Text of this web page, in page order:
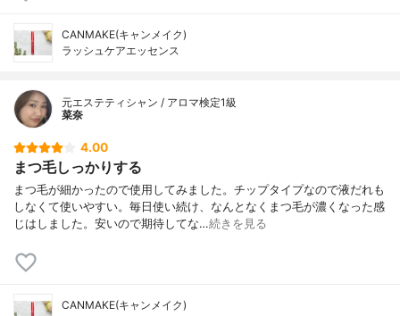
CANMAKE(キャンメイク)
ラッシュケアエッセンス
元エステティシャン / アロマ検定1級
菜奈
4.00
まつ毛しっかりする
まつ毛が細かったので使用してみました。チップタイプなので液だれも
しなくて使いやすい。毎日使い続け、なんとなくまつ毛が濃くなった感
じはしました。安いので期待してな…続きを見る
CANMAKE(キャンメイク)